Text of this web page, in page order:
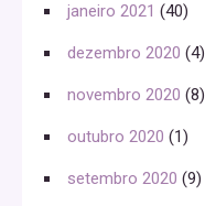
janeiro 2021 (40)
dezembro 2020 (4)
novembro 2020 (8)
outubro 2020 (1)
setembro 2020 (9)